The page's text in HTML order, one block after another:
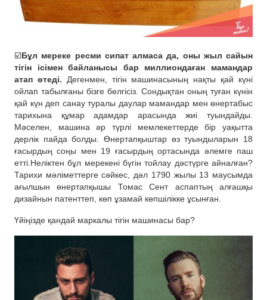
☑️Бұл мереке ресми сипат алмаса да, оны жыл сайын
тігін ісімен байланысы бар миллиондаған мамандар
атап өтеді. Дегенмен, тігін машинасының нақты қай күні
ойлап табылғаны бізге белгісіз. Сондықтан оның туған күнін
қай күн деп санау туралы даулар мамандар мен өнертабыс
тарихына құмар адамдар арасында жиі туындайды.
Мәселен, машина әр түрлі мемлекеттерде бір уақытта
дерлік пайда болды. Өнертапқыштар өз туындыларын 18
ғасырдың соңы мен 19 ғасырдың ортасында әлемге паш
етті.Неліктен бұл мерекені бүгін тойлау дәстүрге айналған?
Тарихи мәліметтерге сәйкес, дәл 1790 жылы 13 маусымда
ағылшын өнертапқышы Томас Сент аспаптың алғашқы
дизайнын патенттеп, көп ұзамай көпшілікке ұсынған.
Үйіңізде қандай маркалы тігін машинасы бар?